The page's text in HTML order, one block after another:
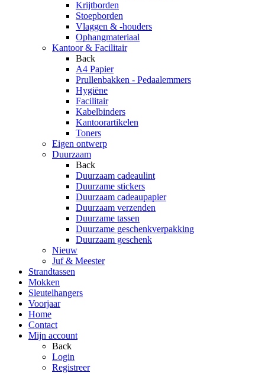
Krijtborden
Stoepborden
Vlaggen & -houders
Ophangmateriaal
Kantoor & Facilitair
Back
A4 Papier
Prullenbakken - Pedaalemmers
Hygiëne
Facilitair
Kabelbinders
Kantoorartikelen
Toners
Eigen ontwerp
Duurzaam
Back
Duurzaam cadeaulint
Duurzame stickers
Duurzaam cadeaupapier
Duurzaam verzenden
Duurzame tassen
Duurzame geschenkverpakking
Duurzaam geschenk
Nieuw
Juf & Meester
Strandtassen
Mokken
Sleutelhangers
Voorjaar
Home
Contact
Mijn account
Back
Login
Registreer